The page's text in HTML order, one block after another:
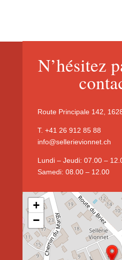
N’hésitez
Route Principale 142,
T. +41 26 912 85 88
info@sellerievionnet.ch
Lundi – Jeudi: 07.00 –
Samedi: 08.00 – 12.00
+
−